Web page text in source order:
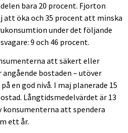
bara 20 procent. Fjorton
att öka och 35 procent att minska
under det följande
9 och 46 procent.
att säkert eller
bostaden – utöver
en god nivå. I maj planerade 15
Långtidsmedelvärdet är 13
konsumenterna att spendera
ett år.